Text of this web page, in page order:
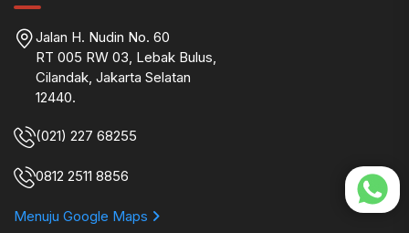
Jalan H. Nudin No. 60
RT 005 RW 03, Lebak Bulus,
Cilandak, Jakarta Selatan
12440.
(021) 227 68255
0812 2511 8856
Menuju Google Maps